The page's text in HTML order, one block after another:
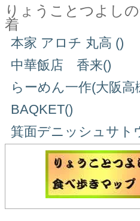
りょうことつよし
着
本家 アロチ 丸高 ()
中華飯店 香来()
らーめん一作(大阪高
BAQKET()
箕面デニッシュサト